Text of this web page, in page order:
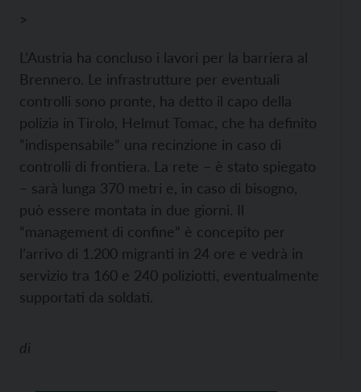
>
L’Austria ha concluso i lavori per la barriera al
Brennero. Le infrastrutture per eventuali
controlli sono pronte, ha detto il capo della
polizia in Tirolo, Helmut Tomac, che ha definito
“indispensabile” una recinzione in caso di
controlli di frontiera. La rete – è stato spiegato
– sarà lunga 370 metri e, in caso di bisogno,
può essere montata in due giorni. Il
“management di confine” è concepito per
l’arrivo di 1.200 migranti in 24 ore e vedrà in
servizio tra 160 e 240 poliziotti, eventualmente
supportati da soldati.
di